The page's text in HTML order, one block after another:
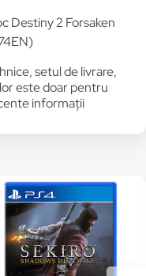
Destiny 2 Forsaken
setul de livrare,
este doar pentru
informații